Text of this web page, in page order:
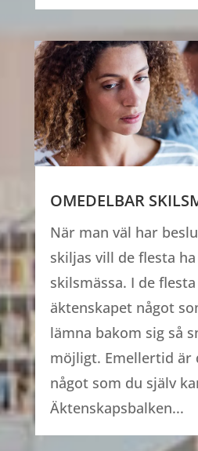
OMEDELBAR
När man väl har
skiljas vill de flesta
skilsmässa. I de
äktenskapet något
lämna bakom sig så
möjligt. Emellertid är
något som du själv
Äktenskapsbalken...